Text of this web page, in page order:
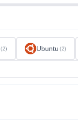
(2) Ubuntu (2)